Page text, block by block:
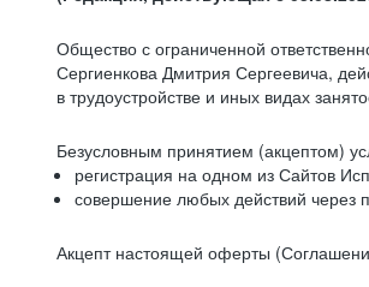
Общество с ограниченной
Сергиенкова Дмитрия Сергеевича,
в трудоустройстве и иных видах
Безусловным принятием (акцептом)
регистрация на одном из Сайтов
совершение любых действий через
Акцепт настоящей оферты